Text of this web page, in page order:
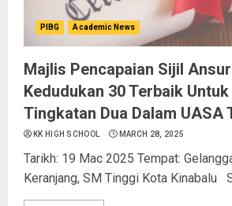
PIBG Academic News
Majlis Pencapaian Sijil
Kedudukan 30 Terbaik
Tingkatan Dua Dalam UASA
KK HIGH SCHOOL MARCH 28, 2025
Tarikh: 19 Mac 2025 Tempat:
Keranjang, SM Tinggi Kota Kinabalu